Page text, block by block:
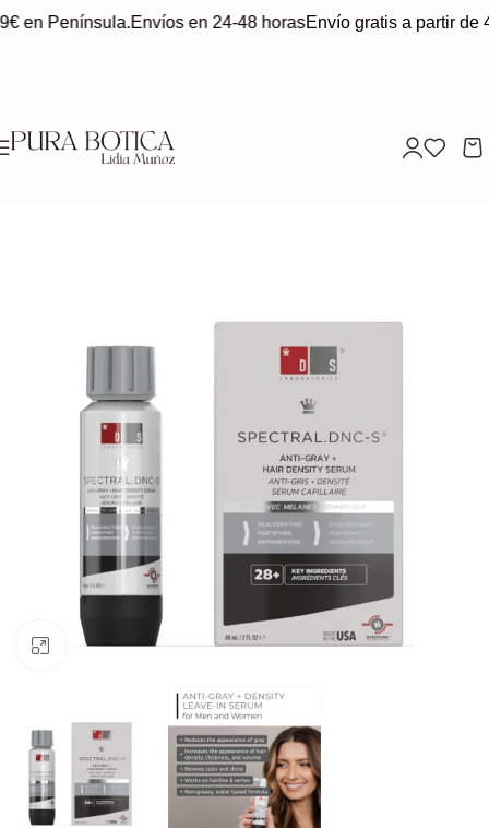
en Península.Envíos en 24-48 horasEnvío gratis a partir de
Clic para ampliar